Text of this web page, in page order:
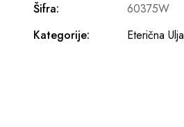
Šifra:
60375W
Kategorije:
Eterična Ulja